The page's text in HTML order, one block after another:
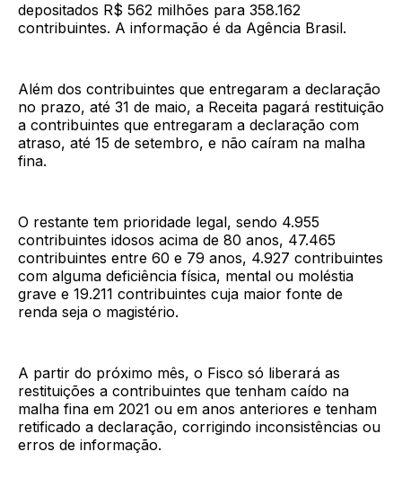
depositados R$ 562 milhões para 358.162
contribuintes. A informação é da Agência Brasil.
Além dos contribuintes que entregaram a declaração
no prazo, até 31 de maio, a Receita pagará restituição
a contribuintes que entregaram a declaração com
atraso, até 15 de setembro, e não caíram na malha
fina.
O restante tem prioridade legal, sendo 4.955
contribuintes idosos acima de 80 anos, 47.465
contribuintes entre 60 e 79 anos, 4.927 contribuintes
com alguma deficiência física, mental ou moléstia
grave e 19.211 contribuintes cuja maior fonte de
renda seja o magistério.
A partir do próximo mês, o Fisco só liberará as
restituições a contribuintes que tenham caído na
malha fina em 2021 ou em anos anteriores e tenham
retificado a declaração, corrigindo inconsistências ou
erros de informação.